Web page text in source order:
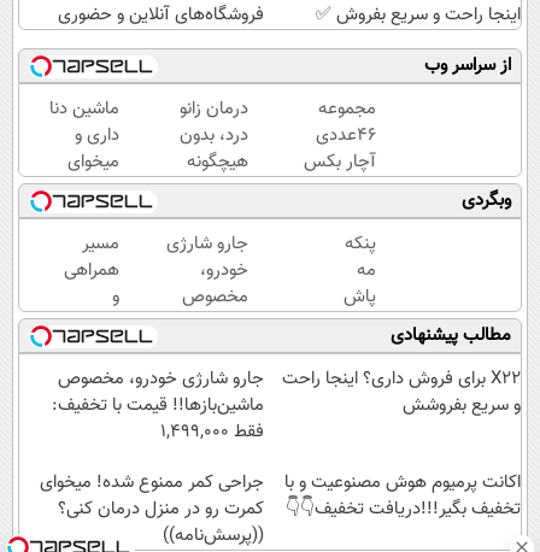
اینجا راحت و سریع بفروش ✅
فروشگاه‌های آنلاین و حضوری
از سراسر وب
مجموعه
۴۶عددی
آچار بکس
با قیمت
باورنکردنی!!
(فروصت
محدود)
درمان زانو
درد، بدون
هیچگونه
عوارض در
منزل
(◂پرسش‌نامه)
ماشین دنا
داری و
میخوای
بفروشی؟؟
اینجا
راحت و
سریع
بفروش
وبگردی
پنکه
مه
پاش
دو
طبقه
شارژی،
برق!!
جارو شارژی
خودرو،
مخصوص
ماشین‌باز‌ها!!
قیمت با
تخفیف: فقط
1,499,000
مسیر
همراهی
و
گزارش
عملکرد
گروه
اسنپ
مطالب پیشنهادی
X22 برای فروش داری؟ اینجا راحت
و سریع بفروشش
جارو شارژی خودرو، مخصوص
ماشین‌باز‌ها!! قیمت با تخفیف:
فقط 1,499,000
اکانت پرمیوم هوش مصنوعیت و با
تخفیف بگیر!!!دریافت تخفیف👇👇
جراحی کمر ممنوع شده! میخوای
کمرت رو در منزل درمان کنی؟
((پرسش‌نامه))